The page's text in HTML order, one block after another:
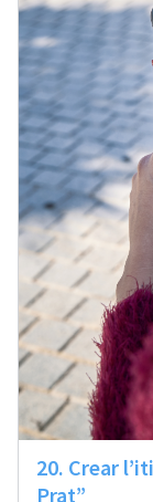
20. Crear
Prat”